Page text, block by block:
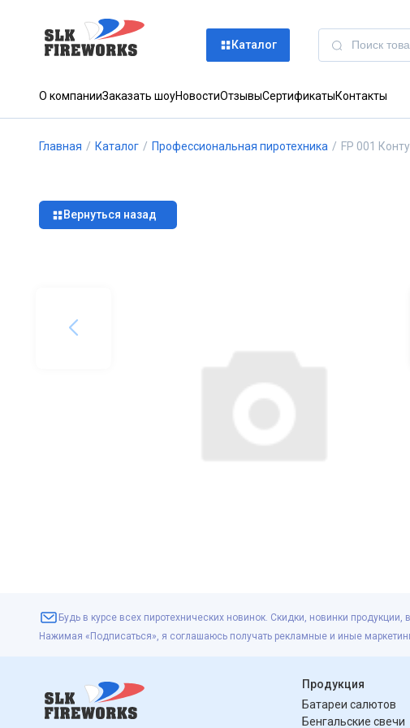
Каталог
О компанииЗаказать шоуНовостиОтзывыСертификатыКонтакты
Главная / Каталог / Профессиональная пиротехника / FP 001
Вернуться назад
Будь в курсе всех пиротехнических новинок. Скидки, новинки продукции,
Нажимая «Подписаться», я соглашаюсь получать рекламные и иные
Продукция
Батареи салютов
Бенгальские свечи